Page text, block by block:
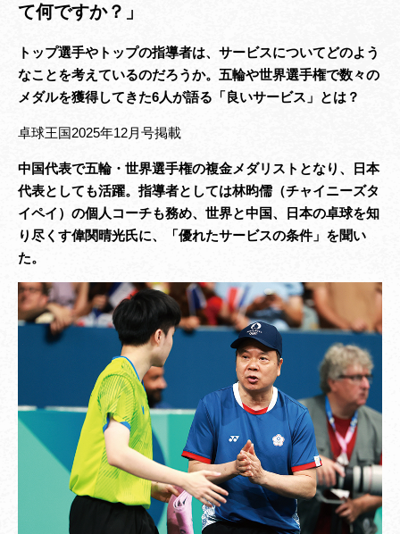
て何ですか？」
トップ選手やトップの指導者は、サービスについてどのよう
なことを考えているのだろうか。五輪や世界選手権で数々の
メダルを獲得してきた6人が語る「良いサービス」とは？
卓球王国2025年12月号掲載
中国代表で五輪・世界選手権の複金メダリストとなり、日本
代表としても活躍。指導者としては林昀儒（チャイニーズタ
イペイ）の個人コーチも務め、世界と中国、日本の卓球を知
り尽くす偉関晴光氏に、「優れたサービスの条件」を聞い
た。